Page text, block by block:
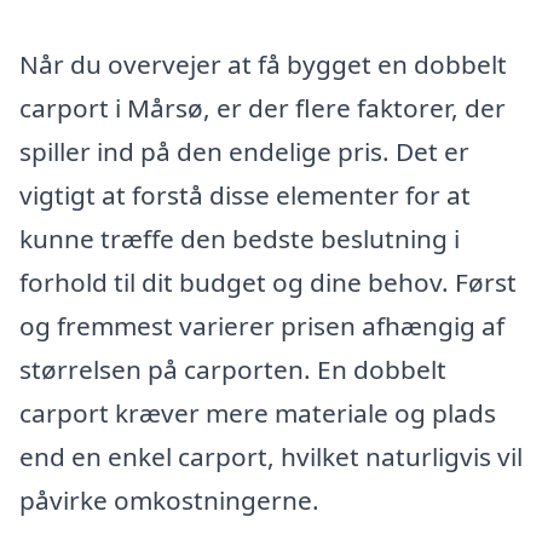
Når du overvejer at få bygget en dobbelt
carport i Mårsø, er der flere faktorer, der
spiller ind på den endelige pris. Det er
vigtigt at forstå disse elementer for at
kunne træffe den bedste beslutning i
forhold til dit budget og dine behov. Først
og fremmest varierer prisen afhængig af
størrelsen på carporten. En dobbelt
carport kræver mere materiale og plads
end en enkel carport, hvilket naturligvis vil
påvirke omkostningerne.